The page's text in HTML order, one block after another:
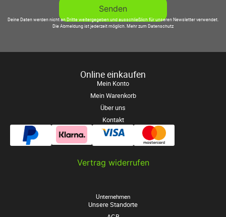
Deine Daten werden nicht an Dritte weitergegeben und ausschließlich für unseren Newsletter verwendet.
Die Abmeldung ist jederzeit möglich.Mehr zum Datenschutz
Online einkaufen
Mein Konto
Mein Warenkorb
Über uns
Kontakt
Vertrag widerrufen
Unternehmen
Unsere Standorte